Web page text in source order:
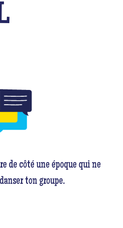
de côté une époque qui ne
ton groupe.